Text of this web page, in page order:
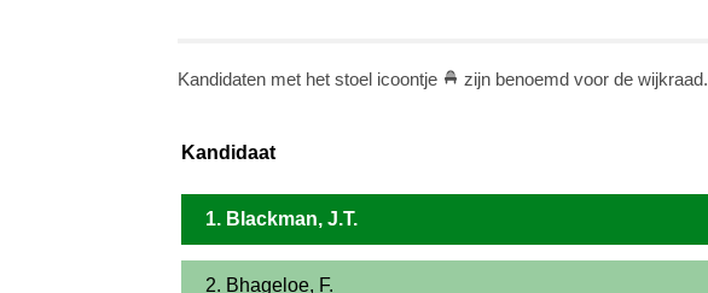
Kandidaten met het stoel icoontje zijn benoemd voor de wijkraad.
Kandidaat
1. Blackman, J.T.
2. Bhageloe, F.